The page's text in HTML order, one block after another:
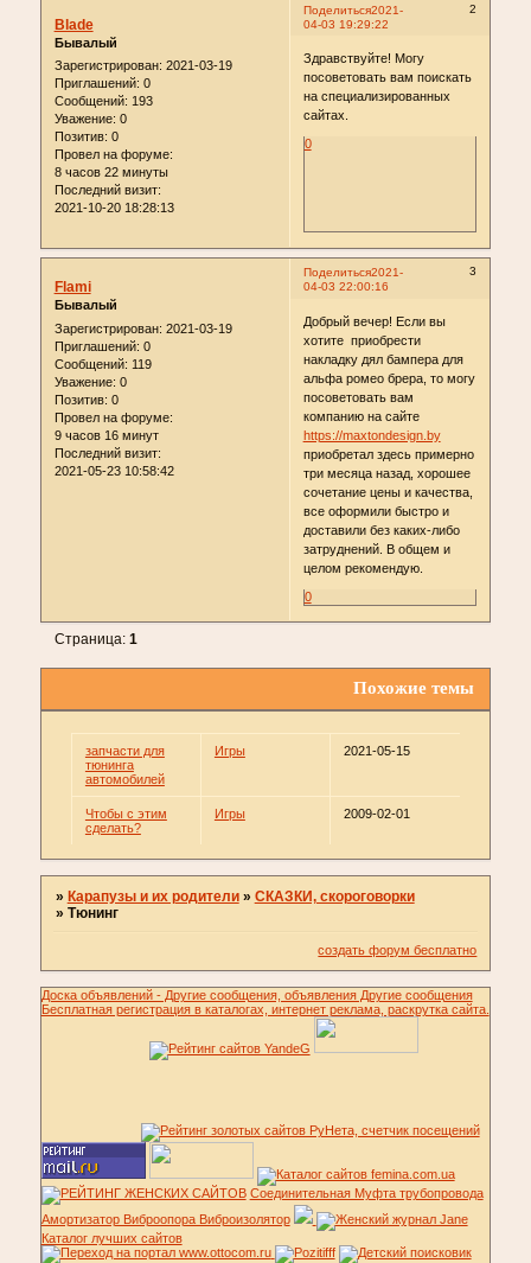
Поделиться 2
2021-
04-03 19:29:22
Blade
Бывалый
Зарегистрирован: 2021-03-19
Приглашений: 0
Сообщений: 193
Уважение: 0
Позитив: 0
Провел на форуме:
8 часов 22 минуты
Последний визит:
2021-10-20 18:28:13
Здравствуйте! Могу
посоветовать вам поискать
на специализированных
сайтах.
0
Поделиться 3
2021-
04-03 22:00:16
Flami
Бывалый
Зарегистрирован: 2021-03-19
Приглашений: 0
Сообщений: 119
Уважение: 0
Позитив: 0
Провел на форуме:
9 часов 16 минут
Последний визит:
2021-05-23 10:58:42
Добрый вечер! Если вы
хотите приобрести
накладку дял бампера для
альфа ромео брера, то могу
посоветовать вам
компанию на сайте
https://maxtondesign.by
приобретал здесь примерно
три месяца назад, хорошее
сочетание цены и качества,
все оформили быстро и
доставили без каких-либо
затруднений. В общем и
целом рекомендую.
0
Страница: 1
Похожие темы
запчасти для
тюнинга
автомобилей
Игры 2021-05-15
Чтобы с этим
сделать?
Игры 2009-02-01
» Карапузы и их родители » СКАЗКИ, скороговорки
» Тюнинг
создать форум бесплатно
Доска объявлений - Другие сообщения, объявления Другие сообщения
Бесплатная регистрация в каталогах, интернет реклама, раскрутка сайта.
Соединительная Муфта трубопровода
Амортизатор Виброопора Виброизолятор
Каталог лучших сайтов